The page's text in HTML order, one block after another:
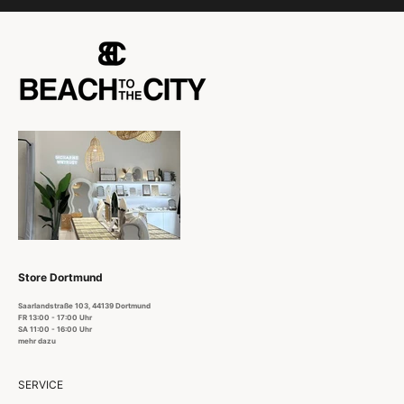
Store Dortmund
Saarlandstraße 103, 44139 Dortmund
FR 13:00 - 17:00 Uhr
SA 11:00 - 16:00 Uhr
mehr dazu
SERVICE